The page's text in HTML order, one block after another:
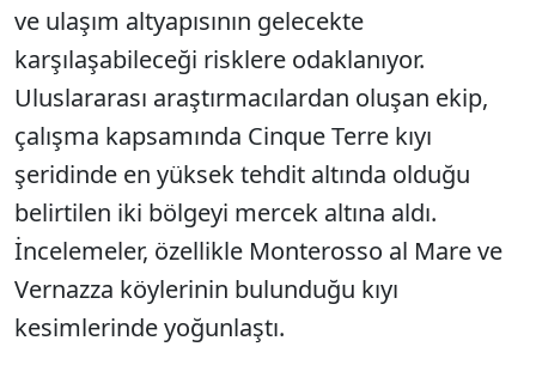
ve ulaşım altyapısının gelecekte
karşılaşabileceği risklere odaklanıyor.
Uluslararası araştırmacılardan oluşan ekip,
çalışma kapsamında Cinque Terre kıyı
şeridinde en yüksek tehdit altında olduğu
belirtilen iki bölgeyi mercek altına aldı.
İncelemeler, özellikle Monterosso al Mare ve
Vernazza köylerinin bulunduğu kıyı
kesimlerinde yoğunlaştı.